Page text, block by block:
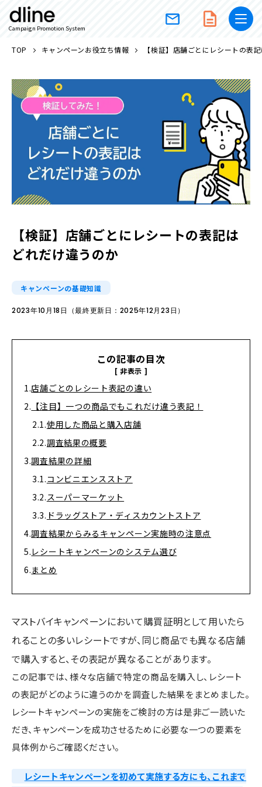
Campaign Promotion System
TOP キャンペーンお役立ち情報 【検証】店舗ごとにレシートの表
【検証】店舗ごとにレシートの表記は
どれだけ違うのか
キャンペーンの基礎知識
2023年10月18日（最終更新日：2025年12月23日）
この記事の目次
店舗ごとのレシート表記の違い
【注目】一つの商品でもこれだけ違う表記！
使用した商品と購入店舗
調査結果の概要
調査結果の詳細
コンビニエンスストア
スーパーマーケット
ドラッグストア・ディスカウントストア
調査結果からみるキャンペーン実施時の注意点
レシートキャンペーンのシステム選び
まとめ
マストバイキャンペーンにおいて購買証明として用いたら
れることの多いレシートですが、同じ商品でも異なる店舗
で購入すると、その表記が異なることがあります。
この記事では、様々な店舗で特定の商品を購入し、レシート
の表記がどのように違うのかを調査した結果をまとめました。
レシートキャンペーンの実施をご検討の方は是非ご一読いた
だき、キャンペーンを成功させるために必要な一つの要素を
具体例からご確認ください。
レシートキャンペーンを初めて実施する方にも、これまで